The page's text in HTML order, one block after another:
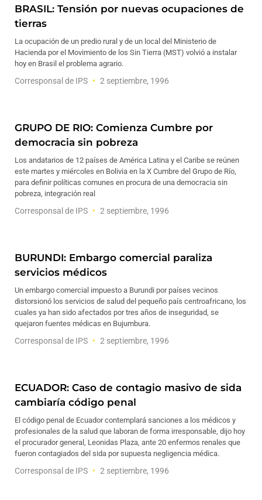
BRASIL: Tensión por nuevas ocupaciones de
tierras
La ocupación de un predio rural y de un local del Ministerio de
Hacienda por el Movimiento de los Sin Tierra (MST) volvió a instalar
hoy en Brasil el problema agrario.
Corresponsal de IPS 2 septiembre, 1996
GRUPO DE RIO: Comienza Cumbre por
democracia sin pobreza
Los andatarios de 12 países de América Latina y el Caribe se reúnen
este martes y miércoles en Bolivia en la X Cumbre del Grupo de Río,
para definir políticas comunes en procura de una democracia sin
pobreza, integración real
Corresponsal de IPS 2 septiembre, 1996
BURUNDI: Embargo comercial paraliza
servicios médicos
Un embargo comercial impuesto a Burundi por países vecinos
distorsionó los servicios de salud del pequeño país centroafricano, los
cuales ya han sido afectados por tres años de inseguridad, se
quejaron fuentes médicas en Bujumbura.
Corresponsal de IPS 2 septiembre, 1996
ECUADOR: Caso de contagio masivo de sida
cambiaría código penal
El código penal de Ecuador contemplará sanciones a los médicos y
profesionales de la salud que laboran de forma irresponsable, dijo hoy
el procurador general, Leonidas Plaza, ante 20 enfermos renales que
fueron contagiados del sida por supuesta negligencia médica.
Corresponsal de IPS 2 septiembre, 1996